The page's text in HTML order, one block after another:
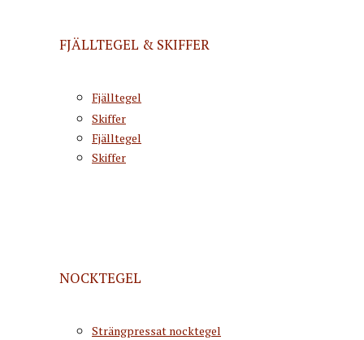
FJÄLLTEGEL & SKIFFER
Fjälltegel
Skiffer
Fjälltegel
Skiffer
NOCKTEGEL
Strängpressat nocktegel